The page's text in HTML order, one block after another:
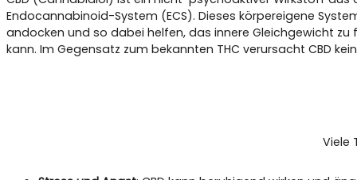
Endocannabinoid-System (ECS). Dieses körpereigene
andocken und so dabei helfen, das innere Gleichgewicht
kann. Im Gegensatz zum bekannten THC verursacht CBD
Viele